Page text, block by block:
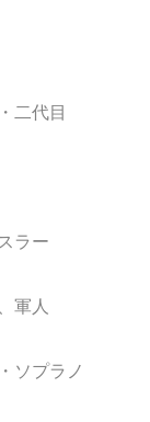
二代目
ラー
軍人
ソプラノ